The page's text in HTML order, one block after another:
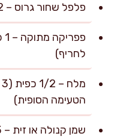
פלפל שחור גרוס – 1/2 כפית (3 גרם, טרי עדיף)
לחריף)
הטעימה הסופית)